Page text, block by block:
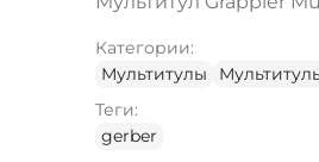
Категории:
Мультитулы
Теги:
gerber